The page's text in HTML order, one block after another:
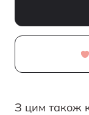
З цим також